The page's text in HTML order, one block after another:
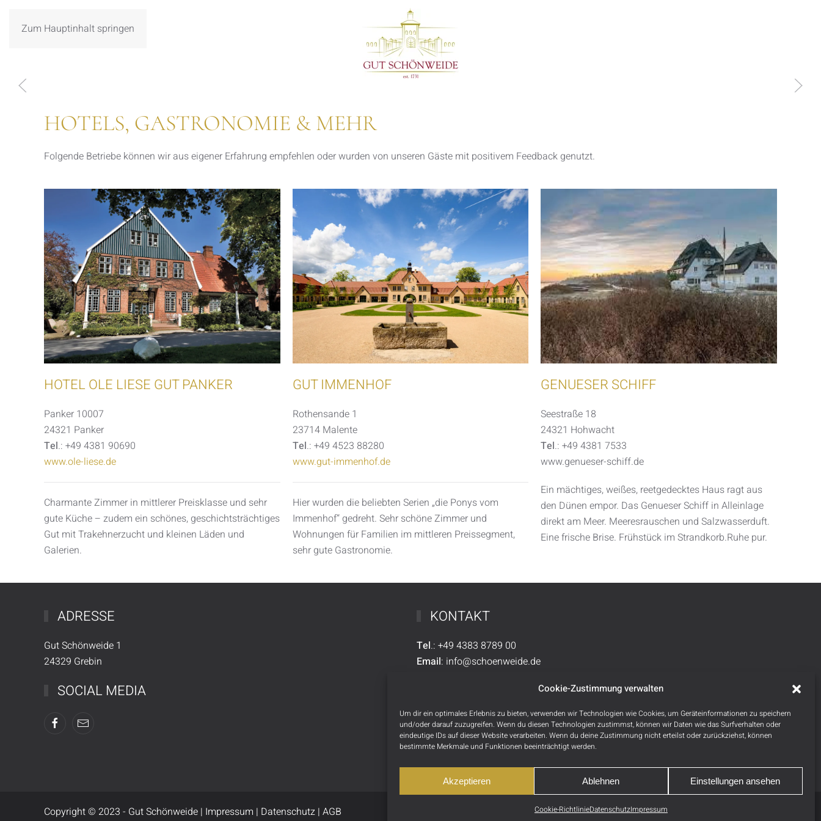
Cookie-Zustimmung verwalten
Um dir ein optimales Erlebnis zu bieten, verwenden wir Technologien wie Cookies, um Geräteinformationen zu speichern
und/oder darauf zuzugreifen. Wenn du diesen Technologien zustimmst, können wir Daten wie das Surfverhalten oder
eindeutige IDs auf dieser Website verarbeiten. Wenn du deine Zustimmung nicht erteilst oder zurückziehst, können
bestimmte Merkmale und Funktionen beeinträchtigt werden.
Akzeptieren Ablehnen Einstellungen ansehen
Cookie-RichtlinieDatenschutzImpressum
Zum Hauptinhalt springen
HOTELS, GASTRONOMIE & MEHR
Folgende Betriebe können wir aus eigener Erfahrung empfehlen oder wurden von unseren Gäste mit positivem Feedback genutzt.
HOTEL OLE LIESE GUT PANKER
Panker 10007
24321 Panker
Tel.: +49 4381 90690
www.ole-liese.de
Charmante Zimmer in mittlerer Preisklasse und sehr
gute Küche – zudem ein schönes, geschichtsträchtiges
Gut mit Trakehnerzucht und kleinen Läden und
Galerien.
GUT IMMENHOF
Rothensande 1
23714 Malente
Tel.: +49 4523 88280
www.gut-immenhof.de
Hier wurden die beliebten Serien „die Ponys vom
Immenhof“ gedreht. Sehr schöne Zimmer und
Wohnungen für Familien im mittleren Preissegment,
sehr gute Gastronomie.
GENUESER SCHIFF
Seestraße 18
24321 Hohwacht
Tel.: +49 4381 7533
www.genueser-schiff.de
Ein mächtiges, weißes, reetgedecktes Haus ragt aus
den Dünen empor. Das Genueser Schiff in Alleinlage
direkt am Meer. Meeresrauschen und Salzwasserduft.
Eine frische Brise. Frühstück im Strandkorb.Ruhe pur.
ADRESSE
Gut Schönweide 1
24329 Grebin
KONTAKT
Tel.: +49 4383 8789 00
Email: info@schoenweide.de
SOCIAL MEDIA
Copyright © 2023 - Gut Schönweide | Impressum | Datenschutz | AGB